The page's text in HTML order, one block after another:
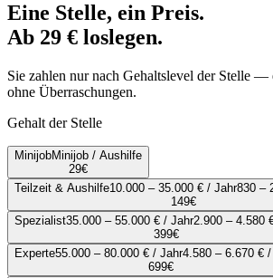
Eine Stelle, ein Preis.
Ab 29 € loslegen.
Sie zahlen nur nach Gehaltslevel der Stelle
ohne Überraschungen.
Gehalt der Stelle
MinijobMinijob / Aushilfe
29€
Teilzeit & Aushilfe10.000 – 35.000 € / Jahr830 –
149€
Spezialist35.000 – 55.000 € / Jahr2.900 – 4.580
399€
Experte55.000 – 80.000 € / Jahr4.580 – 6.670 €
699€